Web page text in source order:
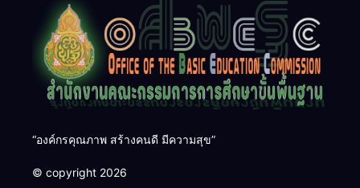
“องค์กรคุณภาพ สร้างคนดี มีความสุข”
© copyright 2026